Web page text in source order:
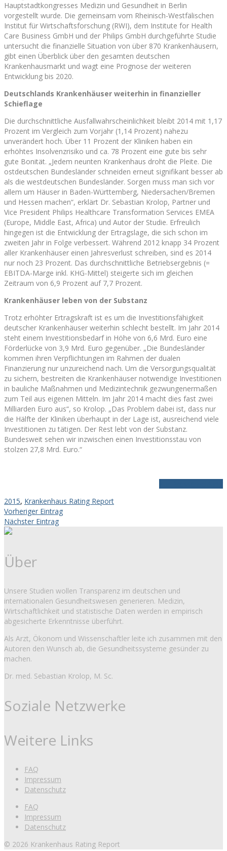
Hauptstadtkongresses Medizin und Gesundheit in Berlin
vorgestellt wurde. Die gemeinsam vom Rheinisch-Westfälischen
Institut für Wirtschaftsforschung (RWI), dem Institute for Health
Care Business GmbH und der Philips GmbH durchgeführte Studie
untersucht die finanzielle Situation von über 870 Krankenhäusern,
gibt einen Überblick über den gesamten deutschen
Krankenhausmarkt und wagt eine Prognose der weiteren
Entwicklung bis 2020.
Deutschlands Krankenhäuser weiterhin in finanzieller
Schieflage
Die durchschnittliche Ausfallwahrscheinlichkeit bleibt 2014 mit 1,17
Prozent im Vergleich zum Vorjahr (1,14 Prozent) nahezu
unverändert hoch. Über 11 Prozent der Kliniken haben ein
erhöhtes Insolvenzrisiko und ca. 78 Prozent eine gute bis sehr
gute Bonität. „Jedem neunten Krankenhaus droht die Pleite. Die
ostdeutschen Bundesländer schneiden erneut signifikant besser ab
als die westdeutschen Bundesländer. Sorgen muss man sich vor
allem um Häuser in Baden-Württemberg, Niedersachen/Bremen
und Hessen machen“, erklärt Dr. Sebastian Krolop, Partner und
Vice President Philips Healthcare Transformation Services EMEA
(Europe, Middle East, Africa) und Autor der Studie. Erfreulich
hingegen ist die Entwicklung der Ertragslage, die sich schon im
zweiten Jahr in Folge verbessert. Während 2012 knapp 34 Prozent
aller Krankenhäuser einen Jahresverlust schreiben, sind es 2014
nur noch 23 Prozent. Das durchschnittliche Betriebsergebnis (=
EBITDA-Marge inkl. KHG-Mittel) steigerte sich im gleichen
Zeitraum von 6,9 Prozent auf 7,7 Prozent.
Krankenhäuser leben von der Substanz
Trotz erhöhter Ertragskraft ist es um die Investitionsfähigkeit
deutscher Krankenhäuser weiterhin schlecht bestellt. Im Jahr 2014
steht einem Investitionsbedarf in Höhe von 6,6 Mrd. Euro eine
Förderlücke von 3,9 Mrd. Euro gegenüber. „Die Bundesländer
kommen ihren Verpflichtungen im Rahmen der dualen
Finanzierung nur unzureichend nach. Um die Versorgungsqualität
zu sichern, bestreiten die Krankenhäuser notwendige Investitionen
in bauliche Maßnahmen und Medizintechnik gezwungenermaßen
zum Teil aus eigenen Mitteln. Im Jahr 2014 macht dies fast zwei
Milliarden Euro aus“, so Krolop. „Das Problem dabei ist, dass nur
die Hälfte der Kliniken überhaupt in der Lage ist, ausreichend viele
Investitionen zu tätigen. Der Rest lebt von der Substanz.
Bundesweit sehen wir inzwischen einen Investitionsstau von
stolzen 27,8 Mrd. Euro.“
2015, Krankenhaus Rating Report
Vorheriger Eintrag
Nächster Eintrag
Über
Unsere Studien wollen Transparenz im deutschen und
internationalen Gesundheitswesen generieren. Medizin,
Wirtschaftlichkeit und statistische Daten werden in empirisch
abgesicherte Erkenntnisse überführt.
Als Arzt, Ökonom und Wissenschaftler leite ich zusammen mit den
Autoren den Wunsch ab, die Gesundheitssysteme gesünder zu
machen.
Dr. med. Sebastian Krolop, M. Sc.
Soziale Netzwerke
Weitere Links
FAQ
Impressum
Datenschutz
FAQ
Impressum
Datenschutz
© 2026 Krankenhaus Rating Report